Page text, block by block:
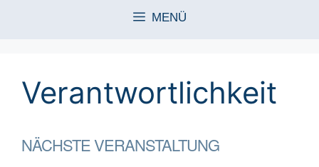
MENÜ
Verantwortlichkeit
NÄCHSTE VERANSTALTUNG